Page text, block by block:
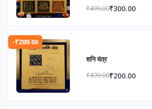
एवं आध्यात्मिक उन्नति के लिए
₹499.00₹300.00
-₹299.00
शनि यंत्र
₹499.00₹200.00